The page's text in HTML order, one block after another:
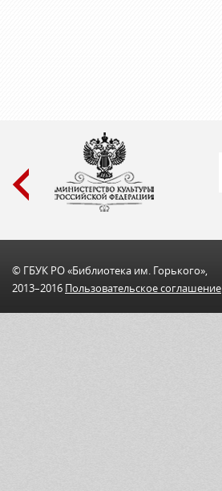
© ГБУК РО «Библиотека им. Горького»,
2013–2016 Пользовательскоe соглашениe